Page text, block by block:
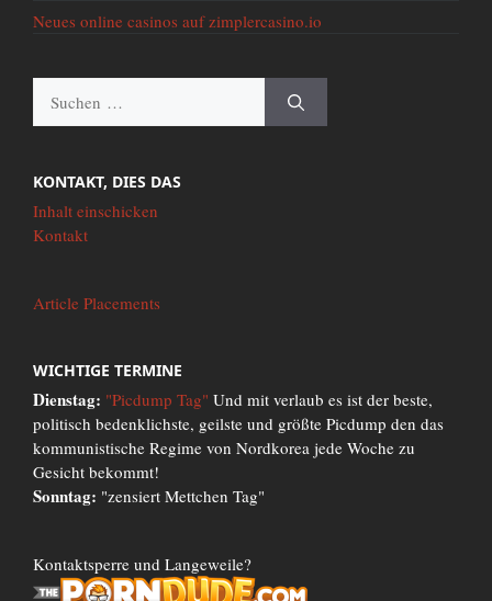
Neues online casinos auf zimplercasino.io
nach:
KONTAKT, DIES DAS
Inhalt einschicken
Kontakt
Article Placements
WICHTIGE TERMINE
Dienstag: "Picdump Tag" Und mit verlaub es ist der beste,
politisch bedenklichste, geilste und größte Picdump den das
kommunistische Regime von Nordkorea jede Woche zu
Gesicht bekommt!
Sonntag: "zensiert Mettchen Tag"
Kontaktsperre und Langeweile?